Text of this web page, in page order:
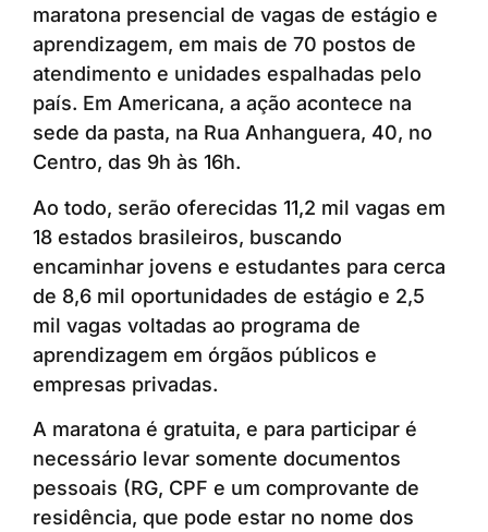
maratona presencial de vagas de estágio e
aprendizagem, em mais de 70 postos de
atendimento e unidades espalhadas pelo
país. Em Americana, a ação acontece na
sede da pasta, na Rua Anhanguera, 40, no
Centro, das 9h às 16h.
Ao todo, serão oferecidas 11,2 mil vagas em
18 estados brasileiros, buscando
encaminhar jovens e estudantes para cerca
de 8,6 mil oportunidades de estágio e 2,5
mil vagas voltadas ao programa de
aprendizagem em órgãos públicos e
empresas privadas.
A maratona é gratuita, e para participar é
necessário levar somente documentos
pessoais (RG, CPF e um comprovante de
residência, que pode estar no nome dos